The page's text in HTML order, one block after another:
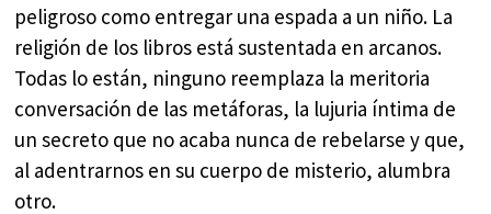
peligroso como entregar una espada a un niño. La
religión de los libros está sustentada en arcanos.
Todas lo están, ninguno reemplaza la meritoria
conversación de las metáforas, la lujuria íntima de
un secreto que no acaba nunca de rebelarse y que,
al adentrarnos en su cuerpo de misterio, alumbra
otro.